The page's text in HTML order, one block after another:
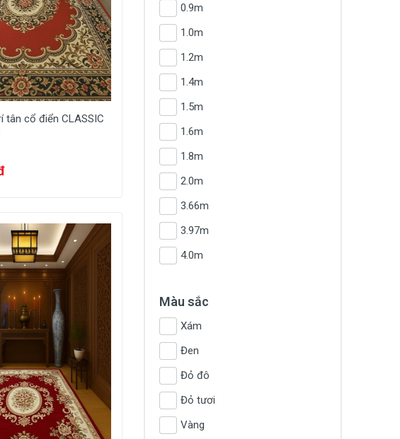
tân cổ điển CLASSIC
0.9m
1.0m
1.2m
1.4m
1.5m
1.6m
1.8m
2.0m
3.66m
3.97m
4.0m
Màu sắc
Xám
Đen
Đỏ đô
Đỏ tươi
Vàng